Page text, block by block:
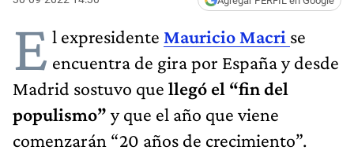
E l expresidente Mauricio Macri se
encuentra de gira por España y desde
Madrid sostuvo que llegó el “fin del
populismo” y que el año que viene
comenzarán “20 años de crecimiento”.